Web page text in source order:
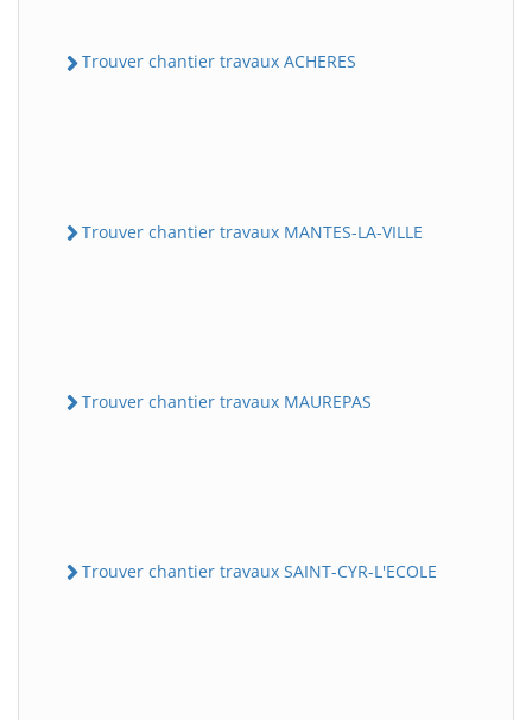
Trouver chantier travaux ACHERES
Trouver chantier travaux MANTES-LA-VILLE
Trouver chantier travaux MAUREPAS
Trouver chantier travaux SAINT-CYR-L'ECOLE